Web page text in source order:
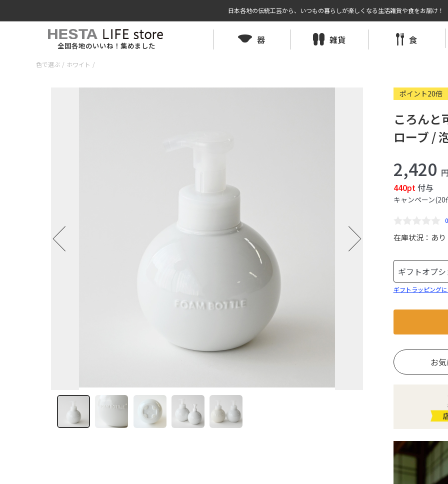
日本各地の伝統工芸から、いつもの暮らしが楽しくなる生活雑貨や食をお届け！
全国各地のいいね！集めました 器 雑貨 食
色で選ぶ / ホワイト /
ポイント20倍
ころんと
ローブ /
2,420
440pt付与
キャンペーン(20
在庫状況： あり
ギフトラッピング
お